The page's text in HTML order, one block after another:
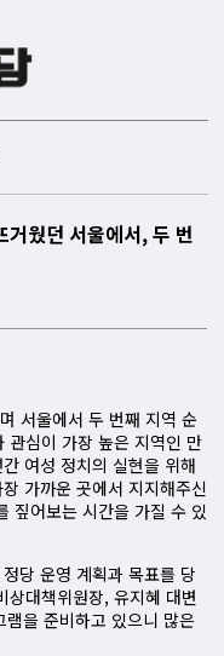
웠던 서울에서, 두 번
서울에서 두 번째 지역 순
관심이 가장 높은 지역인 만
여성 정치의 실현을 위해
가까운 곳에서 지지해주신
짚어보는 시간을 가질 수 있
당 운영 계획과 목표를 당
상대책위원장, 유지혜 대변
을 준비하고 있으니 많은